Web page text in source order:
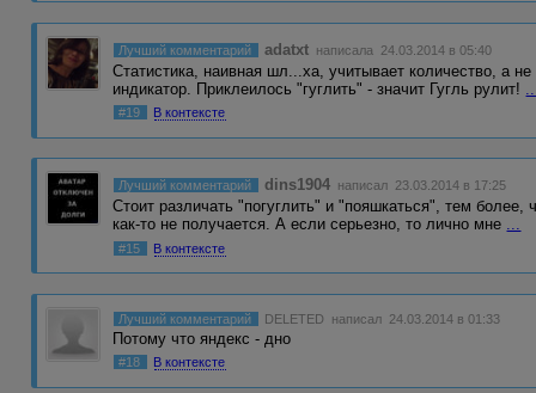
Лучший комментарий adatxt написала 24.03.2014 в 05:40
Статистика, наивная шл...ха, учитывает количество, а
индикатор. Приклеилось "гуглить" - значит Гугль рулит!
#19 В контексте
Лучший комментарий dins1904 написал 23.03.2014 в 17:25
Стоит различать "погуглить" и "пояшкаться", тем более,
как-то не получается. А если серьезно, то лично мне ...
#15 В контексте
Лучший комментарий DELETED написал 24.03.2014 в 01:33
Потому что яндекс - дно
#18 В контексте